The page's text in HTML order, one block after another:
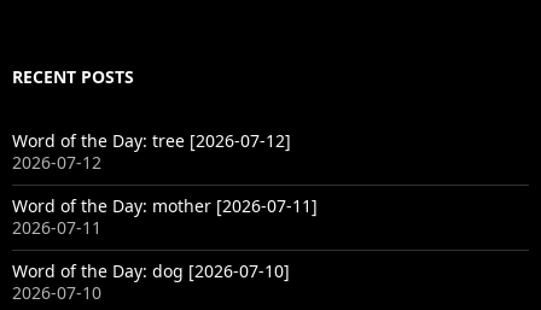
RECENT POSTS
Word of the Day: tree [2026-07-12]
2026-07-12
Word of the Day: mother [2026-07-11]
2026-07-11
Word of the Day: dog [2026-07-10]
2026-07-10